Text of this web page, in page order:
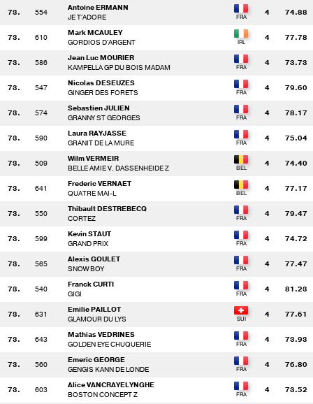
73. 554
Antoine ERMANN
JE T'ADORE
4 74.88
73. 610
Mark MCAULEY
GORDIOS D'ARGENT
4 77.78
73. 586
Jean Luc MOURIER
KAMPELLA GP DU BOIS MADAM
4 73.73
73. 547
Nicolas DESEUZES
GINGER DES FORETS
4 79.60
73. 574
Sebastien JULIEN
GRANNY ST GEORGES
4 78.17
73. 590
Laura RAYJASSE
GRANIT DE LA MURE
4 75.04
73. 509
Wilm VERMEIR
BELLE AMIE V. DASSENHEIDE Z
4 74.40
73. 641
Frederic VERNAET
QUATRE MAI-L
4 77.17
73. 550
Thibault DESTREBECQ
CORTEZ
4 79.47
73. 599
Kevin STAUT
GRAND PRIX
4 74.72
73. 565
Alexis GOULET
SNOW BOY
4 77.47
73. 540
Franck CURTI
GIGI
4 81.23
73. 631
Emilie PAILLOT
GLAMOUR DU LYS
4 77.61
73. 643
Mathias VEDRINES
GOLDEN EYE CHUQUERIE
4 73.93
73. 560
Emeric GEORGE
GENGIS KANN DE LONDE
4 76.80
73. 603
Alice VANCRAYELYNGHE
BOSTON CONCEPT Z
4 73.52